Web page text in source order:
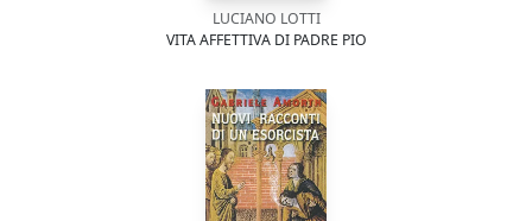
LUCIANO LOTTI
VITA AFFETTIVA DI PADRE PIO